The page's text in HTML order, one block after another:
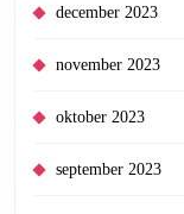
december 2023
november 2023
oktober 2023
september 2023